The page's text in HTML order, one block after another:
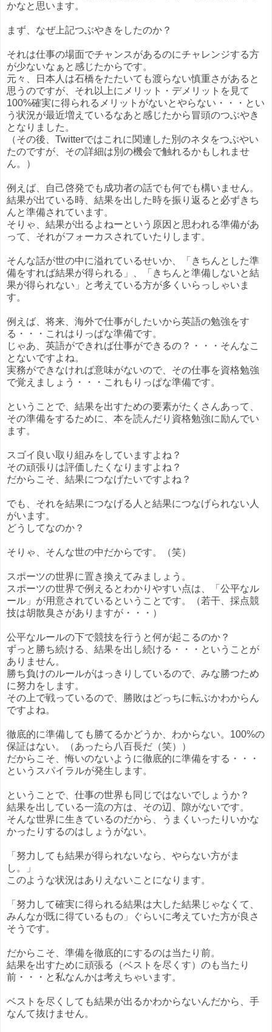
かなと思います。
まず、なぜ上記つぶやきをしたのか？
それは仕事の場面でチャンスがあるのにチャレンジする方
が少ないなぁと感じたからです。
元々、日本人は石橋をたたいても渡らない慎重さがあると
思うのですが、それ以上にメリット・デメリットを見て
100%確実に得られるメリットがないとやらない・・・とい
う状況が最近増えているなあと感じたから冒頭のつぶやき
となりました。
（その後、Twitterではこれに関連した別のネタをつぶやい
たのですが、その詳細は別の機会で触れるかもしれませ
ん。）
例えば、自己啓発でも成功者の話でも何でも構いません。
結果が出ている時、結果を出した時を振り返ると必ずきち
んと準備されています。
そりゃ、結果が出るよねーという原因と思われる準備があ
って、それがフォーカスされていたりします。
そんな話が世の中に溢れているせいか、「きちんとした準
備をすれば結果が得られる」、「きちんと準備しないと結
果が得られない」と考えている方が多くいらっしゃいま
す。
例えば、将来、海外で仕事がしたいから英語の勉強をす
る・・・これはりっぱな準備です。
じゃあ、英語ができれば仕事ができるの？・・・そんなこ
とないですよね。
実務ができなければ意味がないので、その仕事を資格勉強
で覚えましょう・・・これもりっぱな準備です。
ということで、結果を出すための要素がたくさんあって、
その準備をするために、本を読んだり資格勉強に励んでい
ます。
スゴイ良い取り組みをしていますよね？
その頑張りは評価したくなりますよね？
だからこそ、結果につなげたいですよね？
でも、それを結果につなげる人と結果につなげられない人
がいます。
どうしてなのか？
そりゃ、そんな世の中だからです。（笑）
スポーツの世界に置き換えてみましょう。
スポーツの世界で例えるとわかりやすい点は、「公平なル
ール」が用意されているということです。（若干、採点競
技は胡散臭さがありますが・・・）
公平なルールの下で競技を行うと何が起こるのか？
ずっと勝ち続ける、結果を出し続ける・・・ということが
ありません。
勝ち負けのルールがはっきりしているので、みな勝つため
に努力をします。
その上で戦っているので、勝敗はどっちに転ぶかわからん
ですよね。
徹底的に準備しても勝てるかどうか、わからない。100%の
保証はない。（あったら八百長だ（笑））
だからこそ、悔いのないように徹底的に準備をする・・・
というスパイラルが発生します。
ということで、仕事の世界も同じではないでしょうか？
結果を出している一流の方は、その辺、隙がないです。
そんな世界に生きているのだから、うまくいったりいかな
かったりするのはしょうがない。
「努力しても結果が得られないなら、やらない方がま
し。」
このような状況はありえないことになります。
「努力して確実に得られる結果は大した結果じゃなくて、
みんなが既に得ているもの」ぐらいに考えていた方が良さ
そうです。
だからこそ、準備を徹底的にするのは当たり前。
結果を出すために頑張る（ベストを尽くす）のも当たり
前・・・と私なんかは考えちゃいます。
ベストを尽くしても結果が出るかわからないんだから、手
なんて抜けません。